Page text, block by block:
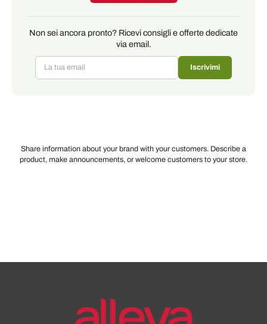
Non sei ancora pronto? Ricevi consigli e offerte dedicate
via email.
Iscrivimi
Share information about your brand with your customers. Describe a
product, make announcements, or welcome customers to your store.